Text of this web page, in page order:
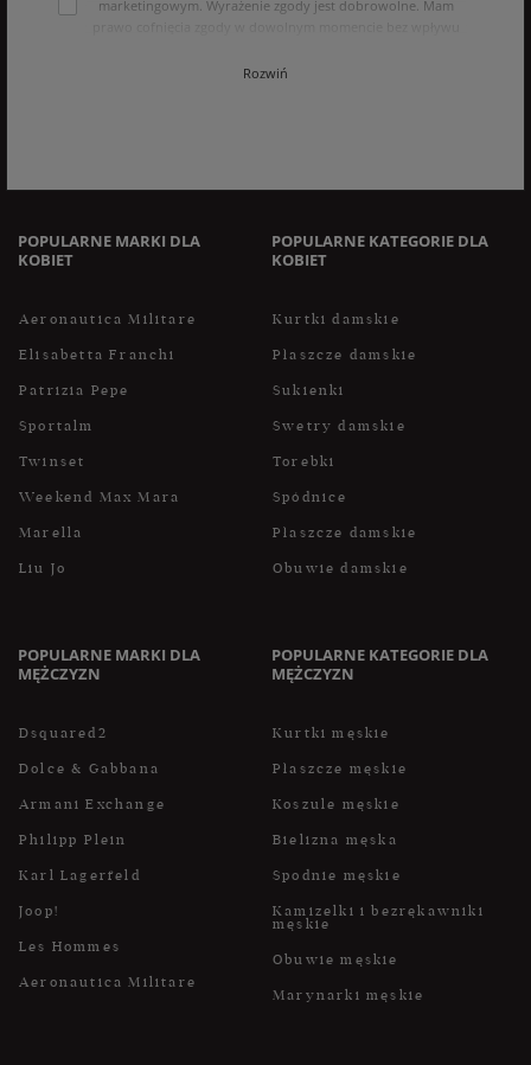
marketingowym. Wyrażenie zgody jest dobrowolne. Mam
podstawie zgody przed jej cofnięciem. Mam prawo dostępu
Rozwiń
POPULARNE MARKI DLA
KOBIET
Aeronautica Militare
Elisabetta Franchi
Patrizia Pepe
Sportalm
Twinset
Weekend Max Mara
Marella
Liu Jo
POPULARNE KATEGORIE DLA
KOBIET
Kurtki damskie
Płaszcze damskie
Sukienki
Swetry damskie
Torebki
Spódnice
Płaszcze damskie
Obuwie damskie
POPULARNE MARKI DLA
MĘŻCZYZN
Dsquared2
Dolce & Gabbana
Armani Exchange
Philipp Plein
Karl Lagerfeld
Joop!
Les Hommes
Aeronautica Militare
POPULARNE KATEGORIE DLA
MĘŻCZYZN
Kurtki męskie
Płaszcze męskie
Koszule męskie
Bielizna męska
Spodnie męskie
Kamizelki i bezrękawniki
męskie
Obuwie męskie
Marynarki męskie